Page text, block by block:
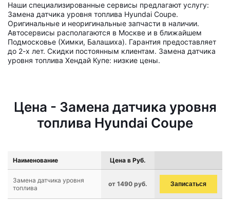
Наши специализированные сервисы предлагают услугу:
Замена датчика уровня топлива Hyundai Coupe.
Оригинальные и неоригинальные запчасти в наличии.
Автосервисы располагаются в Москве и в ближайшем
Подмосковье (Химки, Балашиха). Гарантия предоставляет
до 2-х лет. Скидки постоянным клиентам. Замена датчика
уровня топлива Хендай Купе: низкие цены.
Цена - Замена датчика уровня
топлива Hyundai Coupe
Наименование Цена в Руб.
Замена датчика уровня
топлива
от 1490 руб. Записаться